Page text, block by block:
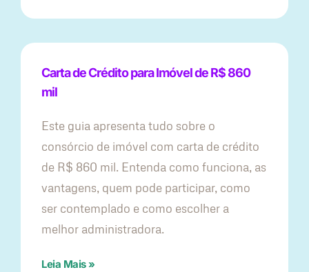
Carta de Crédito para Imóvel de R$ 860
mil
Este guia apresenta tudo sobre o
consórcio de imóvel com carta de crédito
de R$ 860 mil. Entenda como funciona, as
vantagens, quem pode participar, como
ser contemplado e como escolher a
melhor administradora.
Leia Mais »